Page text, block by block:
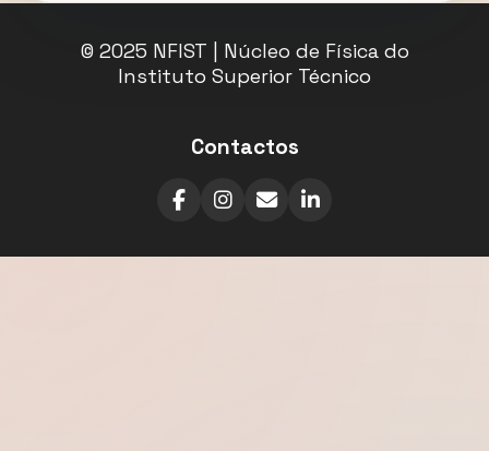
© 2025 NFIST | Núcleo de Física do
Instituto Superior Técnico
Contactos